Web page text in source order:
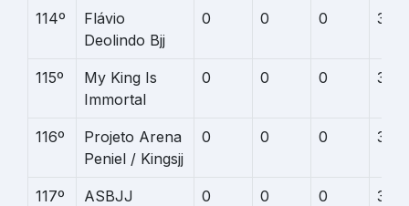
114º
Flávio
Deolindo Bjj
0 0 0 3
115º
My King Is
Immortal
0 0 0 3
116º
Projeto Arena
Peniel / Kingsjj
0 0 0 3
117º ASBJJ 0 0 0 3